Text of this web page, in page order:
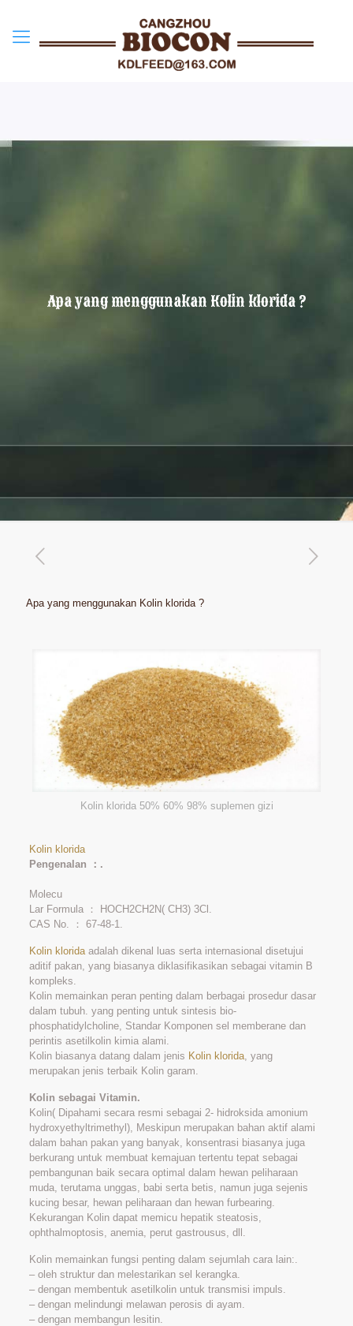
Apa yang menggunakan Kolin klorida ?
Apa yang menggunakan Kolin klorida ?
Kolin klorida 50% 60% 98% suplemen gizi
Kolin klorida
Pengenalan ：.
Molecu
Lar Formula ： HOCH2CH2N( CH3) 3Cl.
CAS No. ： 67-48-1.
Kolin kloridaadalah dikenal luas serta internasional disetujui
aditif pakan, yang biasanya diklasifikasikan sebagai vitamin B
kompleks.
Kolin memainkan peran penting dalam berbagai prosedur dasar
dalam tubuh. yang penting untuk sintesis bio-
phosphatidylcholine, Standar Komponen sel memberane dan
perintis asetilkolin kimia alami.
Kolin biasanya datang dalam jenis Kolin klorida, yang
merupakan jenis terbaik Kolin garam.
Kolin sebagai Vitamin.
Kolin( Dipahami secara resmi sebagai 2- hidroksida amonium
hydroxyethyltrimethyl), Meskipun merupakan bahan aktif alami
dalam bahan pakan yang banyak, konsentrasi biasanya juga
berkurang untuk membuat kemajuan tertentu tepat sebagai
pembangunan baik secara optimal dalam hewan peliharaan
muda, terutama unggas, babi serta betis, namun juga sejenis
kucing besar, hewan peliharaan dan hewan furbearing.
Kekurangan Kolin dapat memicu hepatik steatosis,
ophthalmoptosis, anemia, perut gastrousus, dll.
Kolin memainkan fungsi penting dalam sejumlah cara lain:.
– oleh struktur dan melestarikan sel kerangka.
– dengan membentuk asetilkolin untuk transmisi impuls.
– dengan melindungi melawan perosis di ayam.
– dengan membangun lesitin.